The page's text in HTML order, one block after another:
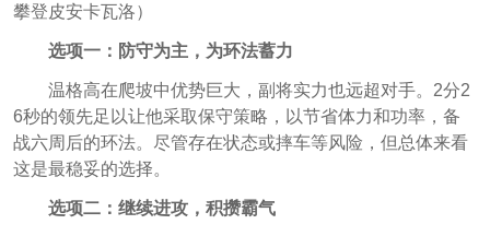
攀登皮安卡瓦洛）
选项一：防守为主，为环法蓄力
温格高在爬坡中优势巨大，副将实力也远超对手。2分2
6秒的领先足以让他采取保守策略，以节省体力和功率，备
战六周后的环法。尽管存在状态或摔车等风险，但总体来看
这是最稳妥的选择。
选项二：继续进攻，积攒霸气